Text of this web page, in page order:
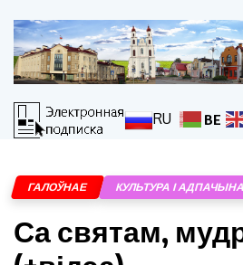
RU BE
ГАЛОЎНАЕ КУЛЬТУРА І
Са святам,